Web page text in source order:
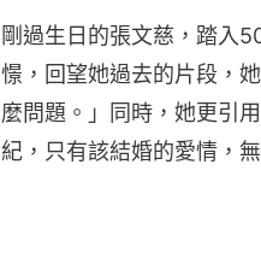
剛過生日的張文慈，踏入
憬，回望她過去的片段，
麼問題。」同時，她更引
紀，只有該結婚的愛情，